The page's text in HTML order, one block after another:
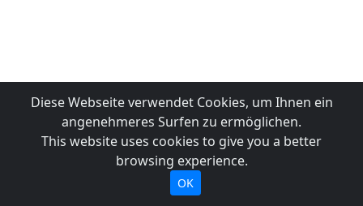
Diese Webseite verwendet Cookies, um Ihnen ein
angenehmeres Surfen zu ermöglichen.
This website uses cookies to give you a better
browsing experience.
OK